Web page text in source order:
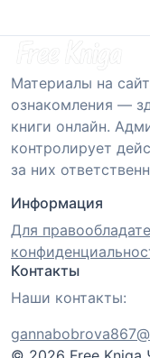
Материалы на
ознакомления —
книги онлайн.
контролирует
за них
Информация
Для
Контакты
Наши контакты: